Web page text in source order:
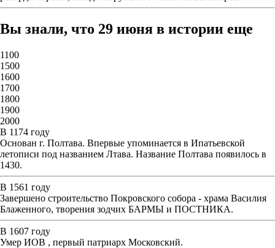
Вы знали, что 29 июня в истории еще
1100
1500
1600
1700
1800
1900
2000
В 1174 году
Основан г. Полтава. Впервые упоминается в Ипатьевской
летописи под названием Лтава. Название Полтава появилось в
1430.
В 1561 году
Завершено строительство Покровского собора - храма Василия
Блаженного, творения зодчих БАРМЫ и ПОСТНИКА.
В 1607 году
Умер ИОВ , первый патриарх Московский.